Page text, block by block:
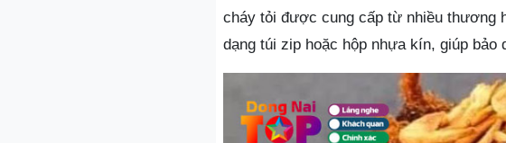
cháy tỏi được cung cấp từ nhiều thương
dạng túi zip hoặc hộp nhựa kín, giúp bảo